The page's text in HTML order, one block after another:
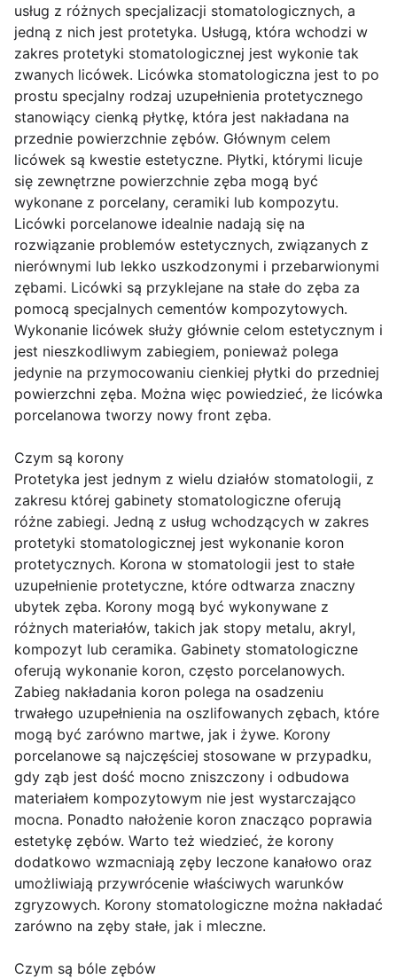
usług z różnych specjalizacji stomatologicznych, a
jedną z nich jest protetyka. Usługą, która wchodzi w
zakres protetyki stomatologicznej jest wykonie tak
zwanych licówek. Licówka stomatologiczna jest to po
prostu specjalny rodzaj uzupełnienia protetycznego
stanowiący cienką płytkę, która jest nakładana na
przednie powierzchnie zębów. Głównym celem
licówek są kwestie estetyczne. Płytki, którymi licuje
się zewnętrzne powierzchnie zęba mogą być
wykonane z porcelany, ceramiki lub kompozytu.
Licówki porcelanowe idealnie nadają się na
rozwiązanie problemów estetycznych, związanych z
nierównymi lub lekko uszkodzonymi i przebarwionymi
zębami. Licówki są przyklejane na stałe do zęba za
pomocą specjalnych cementów kompozytowych.
Wykonanie licówek służy głównie celom estetycznym i
jest nieszkodliwym zabiegiem, ponieważ polega
jedynie na przymocowaniu cienkiej płytki do przedniej
powierzchni zęba. Można więc powiedzieć, że licówka
porcelanowa tworzy nowy front zęba.
Czym są korony
Protetyka jest jednym z wielu działów stomatologii, z
zakresu której gabinety stomatologiczne oferują
różne zabiegi. Jedną z usług wchodzących w zakres
protetyki stomatologicznej jest wykonanie koron
protetycznych. Korona w stomatologii jest to stałe
uzupełnienie protetyczne, które odtwarza znaczny
ubytek zęba. Korony mogą być wykonywane z
różnych materiałów, takich jak stopy metalu, akryl,
kompozyt lub ceramika. Gabinety stomatologiczne
oferują wykonanie koron, często porcelanowych.
Zabieg nakładania koron polega na osadzeniu
trwałego uzupełnienia na oszlifowanych zębach, które
mogą być zarówno martwe, jak i żywe. Korony
porcelanowe są najczęściej stosowane w przypadku,
gdy ząb jest dość mocno zniszczony i odbudowa
materiałem kompozytowym nie jest wystarczająco
mocna. Ponadto nałożenie koron znacząco poprawia
estetykę zębów. Warto też wiedzieć, że korony
dodatkowo wzmacniają zęby leczone kanałowo oraz
umożliwiają przywrócenie właściwych warunków
zgryzowych. Korony stomatologiczne można nakładać
zarówno na zęby stałe, jak i mleczne.
Czym są bóle zębów